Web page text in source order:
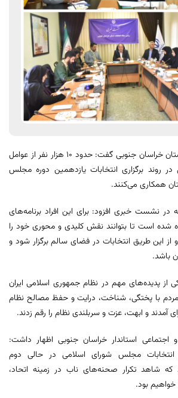
رییس ستاد انتخابات استان خراسان جنوبی گفت: حدود ۱۰ هزار نفر از عوامل
در روند برگزاری انتخابات یازدهمین دوره مجلس
همکاری می‌کنند.
نشست خبری افزود: برای این افراد برنامه‌های
شده است تا بتوانند نقش کلیدی و محوری خود را
از این طریق انتخابات در فضای سالم برگزار شود و
باشد.
از پدیده‌های مهم در نظام جمهوری اسلامی ایران
از ۴۰ سال مردم با پختگی، شناخت، درایت و حفظ مصالح نظام
آمدند و ابهت، عزت و سربلندی نظام را رقم زدند.
اجتماعی استاندار خراسان جنوبی اظهار داشت:
انتخابات مجلس شورای اسلامی در حالی دوم
که شاهد تکرار صحنه‌های ناب در زمینه اتحاد،
بود.